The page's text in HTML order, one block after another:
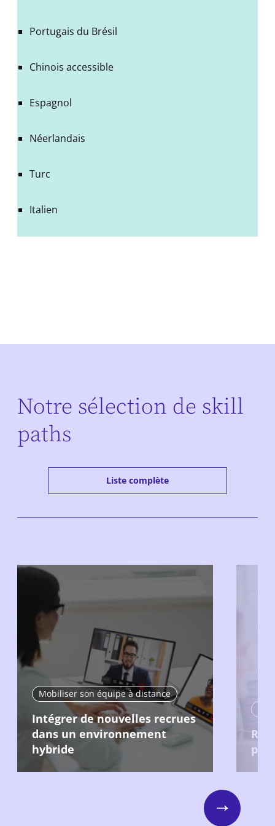
Portugais du Brésil
Chinois accessible
Espagnol
Néerlandais
Turc
Italien
Notre sélection de skill
paths
Liste complète
Mobiliser son équipe à distance
Intégrer de nouvelles recrues
dans un environnement
hybride
Next